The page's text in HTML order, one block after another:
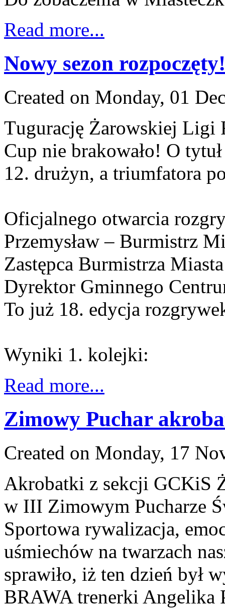
Read more...
Nowy sezon rozpoczęty!
Created on Monday, 01
Tugurację Żarowskiej Ligi
Cup nie brakowało! O
12. drużyn, a triumfatora
Oficjalnego otwarcia
Przemysław – Burmistrz
Zastępca Burmistrza
Dyrektor Gminnego
To już 18. edycja
Wyniki 1. kolejki:
Read more...
Zimowy Puchar
Created on Monday, 17
Akrobatki z sekcji GCKiS
w III Zimowym Pucharze
Sportowa rywalizacja,
uśmiechów na twarzach
sprawiło, iż ten dzień był
BRAWA trenerki Angelika